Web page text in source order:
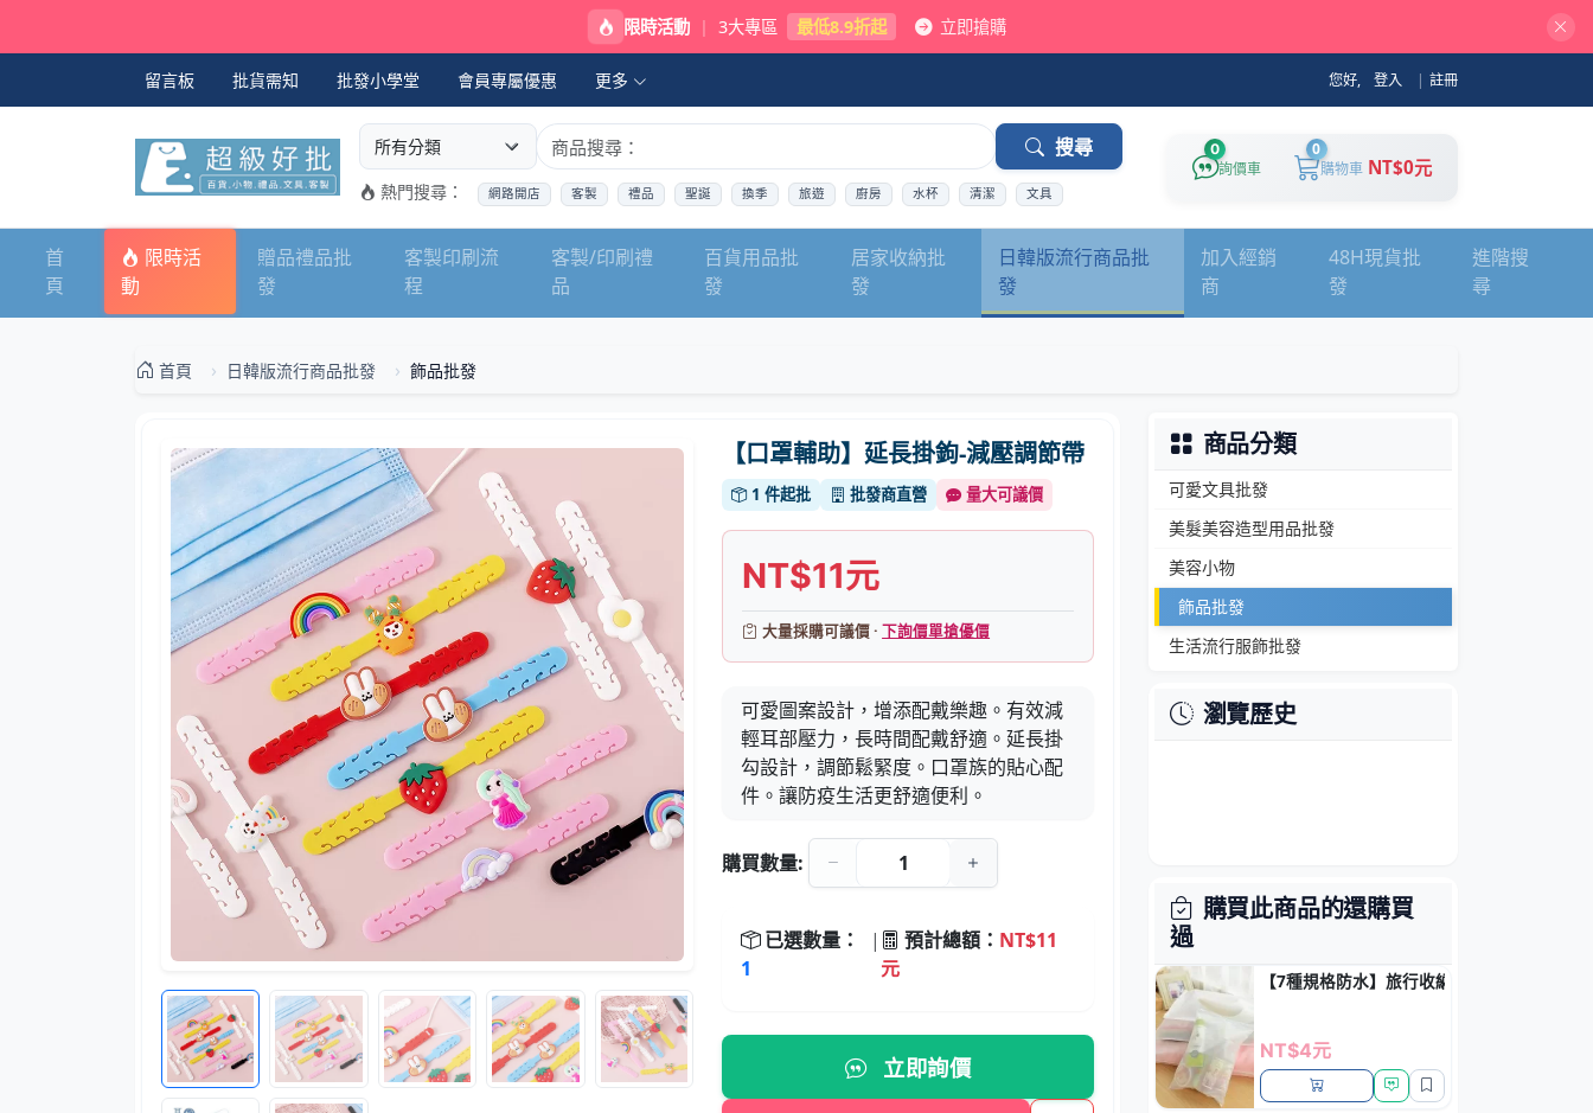
限時活動 | 3大專區 最低8.9折起 立即搶購
留言板 批貨需知 批發小學堂 會員專屬優惠 更多 您好, 登入 | 註冊
選擇商品分類
搜尋商品關鍵字 搜尋
熱門搜尋： 網路開店 客製 禮品 聖誕 換季 旅遊 廚房 水杯 清潔 文具
0
詢價車
0
購物車 NT$0元
首
頁
限時活
動
贈品禮品批
發
客製印刷流
程
客製/印刷禮
品
百貨用品批
發
居家收納批
發
日韓版流行商品批
發
加入經銷
商
48H現貨批
發
進階搜
尋
首頁 日韓版流行商品批發 飾品批發
【口罩輔助】延長掛鉤-減壓調節帶
1 件起批 批發商直營 量大可議價
NT$11元
大量採購可議價 ·下詢價單搶優價
可愛圖案設計，增添配戴樂趣。有效減
輕耳部壓力，長時間配戴舒適。延長掛
勾設計，調節鬆緊度。口罩族的貼心配
件。讓防疫生活更舒適便利。
購買數量:
已選數量：
1
| 預計總額： NT$11
元
立即詢價
商品分類
可愛文具批發
美髮美容造型用品批發
美容小物
飾品批發
生活流行服飾批發
瀏覽歷史
購買此商品的還購買
過
【7種規格防水】旅行收納袋 - PVC透明衣物
NT$4元